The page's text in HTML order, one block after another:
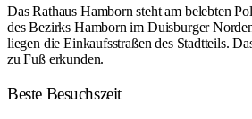
Das Rathaus Hamborn steht am belebten
des Bezirks Hamborn im Duisburger
liegen die Einkaufsstraßen des Stadtteils.
zu Fuß erkunden.
Beste Besuchszeit